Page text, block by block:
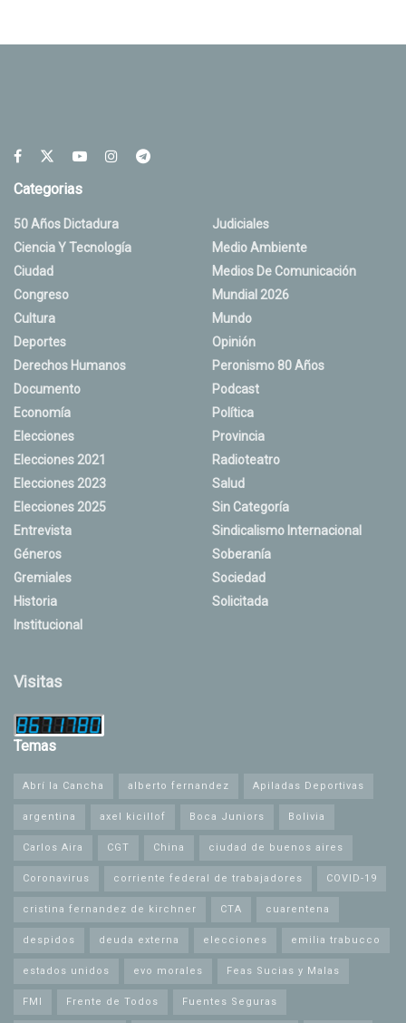
Categorias
50 Años Dictadura
Ciencia Y Tecnología
Ciudad
Congreso
Cultura
Deportes
Derechos Humanos
Documento
Economía
Elecciones
Elecciones 2021
Elecciones 2023
Elecciones 2025
Entrevista
Géneros
Gremiales
Historia
Institucional
Judiciales
Medio Ambiente
Medios De Comunicación
Mundial 2026
Mundo
Opinión
Peronismo 80 Años
Podcast
Política
Provincia
Radioteatro
Salud
Sin Categoría
Sindicalismo Internacional
Soberanía
Sociedad
Solicitada
Visitas
Temas
Abrí la Cancha alberto fernandez Apiladas Deportivas
argentina axel kicillof Boca Juniors Bolivia
Carlos Aira CGT China ciudad de buenos aires
Coronavirus corriente federal de trabajadores COVID-19
cristina fernandez de kirchner CTA cuarentena
despidos deuda externa elecciones emilia trabucco
estados unidos evo morales Feas Sucias y Malas
FMI Frente de Todos Fuentes Seguras